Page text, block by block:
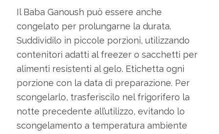
Il Baba Ganoush può essere anche
congelato per prolungarne la durata.
Suddividilo in piccole porzioni, utilizzando
contenitori adatti al freezer o sacchetti per
alimenti resistenti al gelo. Etichetta ogni
porzione con la data di preparazione. Per
scongelarlo, trasferiscilo nel frigorifero la
notte precedente all’utilizzo, evitando lo
scongelamento a temperatura ambiente